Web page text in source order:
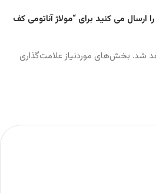
ارسال می کنید برای “مولاژ آناتومی کف
شد. بخش‌های موردنیاز علامت‌گذاری